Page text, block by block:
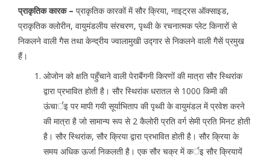
प्राकृतिक कारक – प्राकृतिक कारकों में सौर क्रिया, नाइट्रस ऑक्साइड,
प्राकृतिक क्लोरीन, वायुमंडलीय संरचरण, पृथ्वी के रचनात्मक प्लेट किनारों से
निकलने वाली गैस तथा केन्द्रीय ज्वालामुखी उद्गार से निकलने वाली गैसें प्रमुख
हैं।
ओजोन को क्षति पहुँचाने वाली पेराबैंगनी किरणों की मात्रा सौर स्थिरांक
द्वारा प्रभावित होती है। सौर स्थिरांक धरातल से 1000 किमी की
ऊंचार्इ पर मापी गयी सूर्याभिताप की पृथ्वी के वायुमंडल में प्रवेश करने
की मात्रा है जो सामान्य रूप से 2 कैलोरी प्रति वर्ग सेमी प्रति मिनट होती
है। सौर स्थिरांक, सौर क्रिया द्वारा प्रभावित होती है। सौर क्रिया के
समय अधिक ऊर्जा निकलती है। एक सौर चक्र में कर्इ सौर क्रियायें